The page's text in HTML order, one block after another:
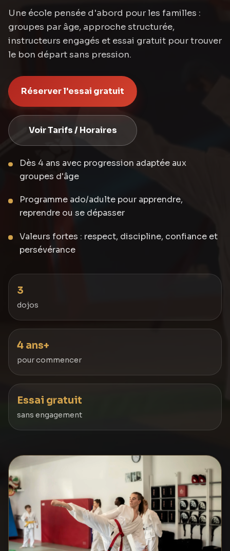
Une école pensée d'abord pour les familles :
groupes par âge, approche structurée,
instructeurs engagés et essai gratuit pour trouver
le bon départ sans pression.
Réserver l'essai gratuit
Voir Tarifs / Horaires
Dès 4 ans avec progression adaptée aux
groupes d'âge
Programme ado/adulte pour apprendre,
reprendre ou se dépasser
Valeurs fortes : respect, discipline, confiance et
persévérance
3
dojos
4 ans+
pour commencer
Essai gratuit
sans engagement